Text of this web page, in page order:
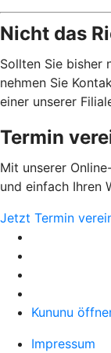
Nicht das
Sollten Sie bisher
nehmen Sie
einer unserer
Termin
Mit unserer
und einfach Ihren
Jetzt Termin
Kununu
Impressum